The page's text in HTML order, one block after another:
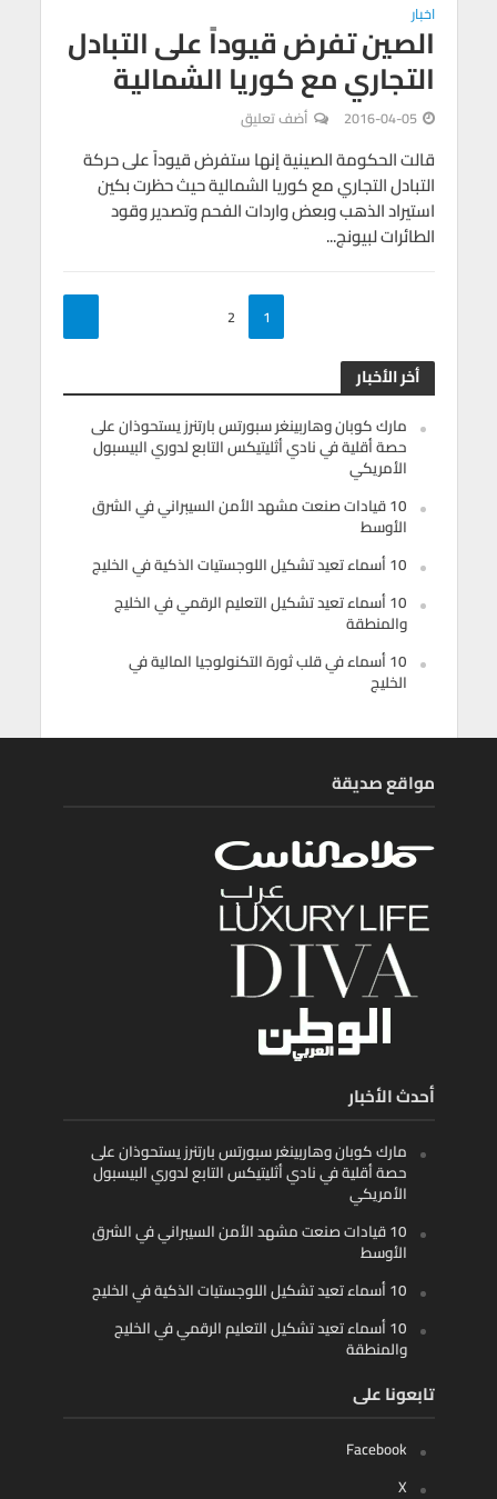
اخبار
الصين تفرض قيوداً على التبادل
التجاري مع كوريا الشمالية
2016-04-05 أضف تعليق
قالت الحكومة الصينية إنها ستفرض قيوداً على حركة
التبادل التجاري مع كوريا الشمالية حيث حظرت بكين
استيراد الذهب وبعض واردات الفحم وتصدير وقود
الطائرات لبيونج...
1
2
أخر الأخبار
مارك كوبان وهاربينغر سبورتس بارتنرز يستحوذان على
حصة أقلية في نادي أثليتيكس التابع لدوري البيسبول
الأمريكي
10 قيادات صنعت مشهد الأمن السيبراني في الشرق
الأوسط
10 أسماء تعيد تشكيل اللوجستيات الذكية في الخليج
10 أسماء تعيد تشكيل التعليم الرقمي في الخليج
والمنطقة
10 أسماء في قلب ثورة التكنولوجيا المالية في
الخليج
مواقع صديقة
أحدث الأخبار
مارك كوبان وهاربينغر سبورتس بارتنرز يستحوذان على
حصة أقلية في نادي أثليتيكس التابع لدوري البيسبول
الأمريكي
10 قيادات صنعت مشهد الأمن السيبراني في الشرق
الأوسط
10 أسماء تعيد تشكيل اللوجستيات الذكية في الخليج
10 أسماء تعيد تشكيل التعليم الرقمي في الخليج
والمنطقة
تابعونا على
Facebook
X